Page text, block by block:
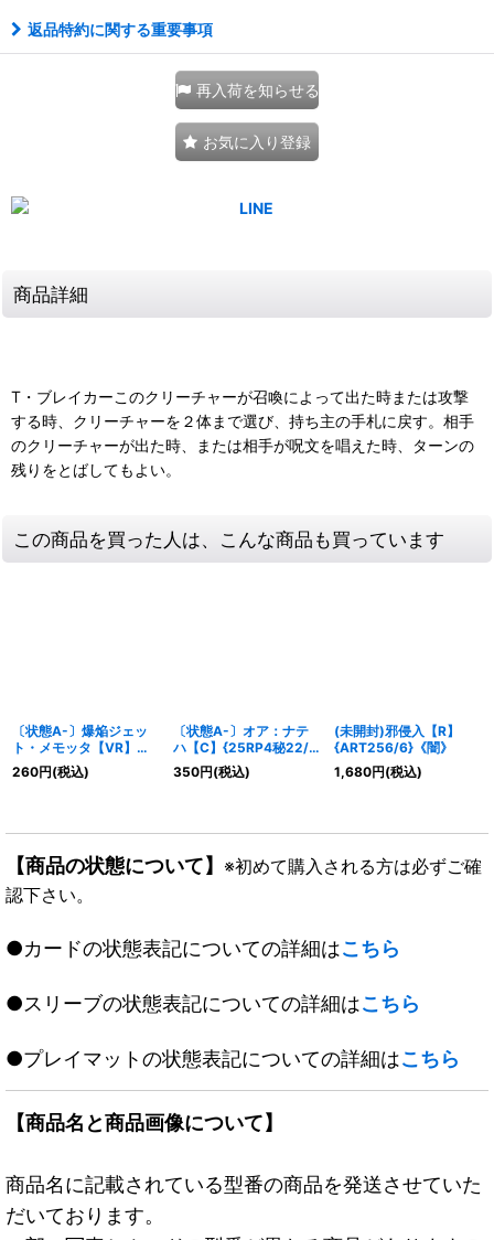
返品特約に関する重要事項
再入荷を知らせる
お気に入り登録
商品詳細
T・ブレイカーこのクリーチャーが召喚によって出た時または攻撃
する時、クリーチャーを２体まで選び、持ち主の手札に戻す。相手
のクリーチャーが出た時、または相手が呪文を唱えた時、ターンの
残りをとばしてもよい。
この商品を買った人は、こんな商品も買っています
〔状態A-〕爆焔ジェッ
ト・メモッタ【VR】
{26RP1秘13/秘24}
《火》
260円(税込)
〔状態A-〕オア：ナテ
ハ【C】{25RP4秘22/
秘24}《闇》
350円(税込)
(未開封)邪侵入【R】
{ART256/6}《闇》
1,680円(税込)
【商品の状態について】 ※初めて購入される方は必ずご確
認下さい。
●カードの状態表記についての詳細はこちら
●スリーブの状態表記についての詳細はこちら
●プレイマットの状態表記についての詳細はこちら
【商品名と商品画像について】
商品名に記載されている型番の商品を発送させていた
だいております。